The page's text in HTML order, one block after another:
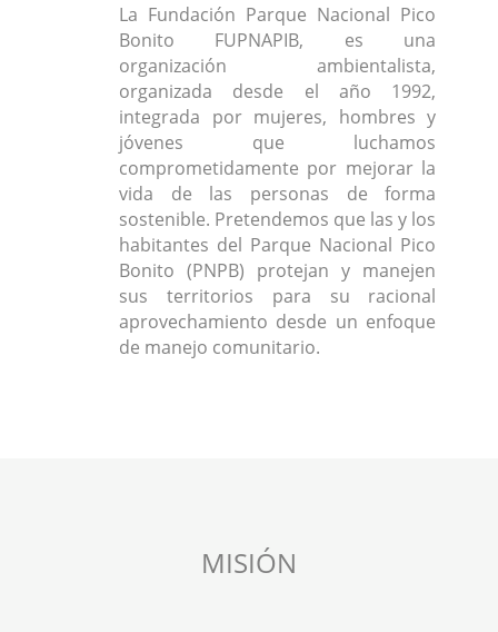
La Fundación Parque Nacional Pico
Bonito FUPNAPIB, es una
organización ambientalista,
organizada desde el año 1992,
integrada por mujeres, hombres y
jóvenes que luchamos
comprometidamente por mejorar la
vida de las personas de forma
sostenible. Pretendemos que las y los
habitantes del Parque Nacional Pico
Bonito (PNPB) protejan y manejen
sus territorios para su racional
aprovechamiento desde un enfoque
de manejo comunitario.
MISIÓN